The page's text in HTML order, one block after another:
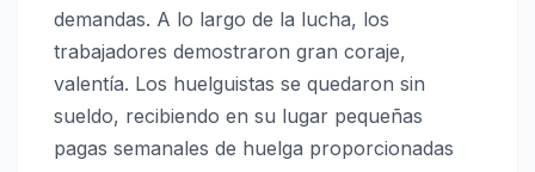
demandas. A lo largo de la lucha, los
trabajadores demostraron gran coraje,
valentía. Los huelguistas se quedaron sin
sueldo, recibiendo en su lugar pequeñas
pagas semanales de huelga proporcionadas